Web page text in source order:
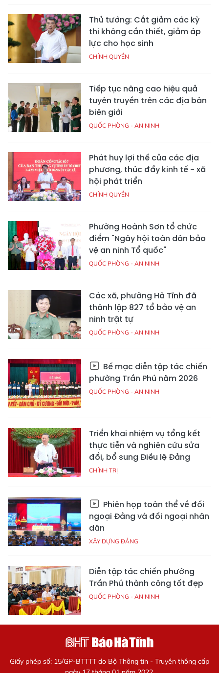
Thủ tướng: Cắt giảm các kỳ
thi không cần thiết, giảm áp
lực cho học sinh
CHÍNH QUYỀN
Tiếp tục nâng cao hiệu quả
tuyên truyền trên các địa bàn
biên giới
QUỐC PHÒNG - AN NINH
Phát huy lợi thế của các địa
phương, thúc đẩy kinh tế - xã
hội phát triển
CHÍNH QUYỀN
Phường Hoành Sơn tổ chức
điểm "Ngày hội toàn dân bảo
vệ an ninh Tổ quốc"
QUỐC PHÒNG - AN NINH
Các xã, phường Hà Tĩnh đã
thành lập 827 tổ bảo vệ an
ninh trật tự
QUỐC PHÒNG - AN NINH
Bế mạc diễn tập tác chiến
phường Trần Phú năm 2026
QUỐC PHÒNG - AN NINH
Triển khai nhiệm vụ tổng kết
thực tiễn và nghiên cứu sửa
đổi, bổ sung Điều lệ Đảng
CHÍNH TRỊ
Phiên họp toàn thể về đối
ngoại Đảng và đối ngoại nhân
dân
XÂY DỰNG ĐẢNG
Diễn tập tác chiến phường
Trần Phú thành công tốt đẹp
QUỐC PHÒNG - AN NINH
Giấy phép số: 15/GP-BTTTT do Bộ Thông tin - Truyền thông cấp